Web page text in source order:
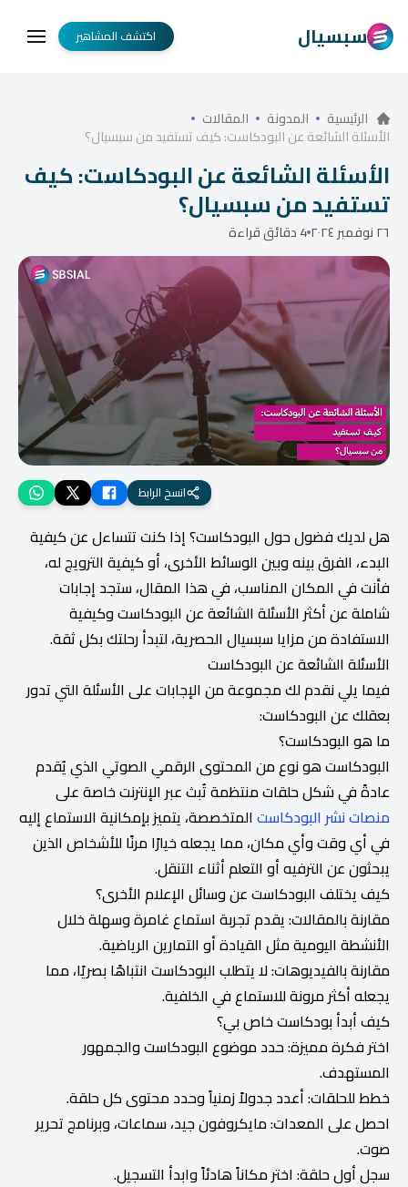
سبسيال اكتشف المشاهير
الرئيسية المدونة المقالات
الأسئلة الشائعة عن البودكاست: كيف تستفيد من سبسيال؟
الأسئلة الشائعة عن البودكاست: كيف
تستفيد من سبسيال؟
٢٦ نوفمبر ٢٠٢٤ 4 دقائق قراءة
انسخ الرابط
هل لديك فضول حول البودكاست؟ إذا كنت تتساءل عن كيفية
البدء، الفرق بينه وبين الوسائط الأخرى، أو كيفية الترويج له،
فأنت في المكان المناسب، في هذا المقال، ستجد إجابات
شاملة عن أكثر الأسئلة الشائعة عن البودكاست وكيفية
الاستفادة من مزايا سبسيال الحصرية، لتبدأ رحلتك بكل ثقة.
الأسئلة الشائعة عن البودكاست
فيما يلي نقدم لك مجموعة من الإجابات على الأسئلة التي تدور
بعقلك عن البودكاست:
ما هو البودكاست؟
البودكاست هو نوع من المحتوى الرقمي الصوتي الذي يُقدم
عادةً في شكل حلقات منتظمة تُبث عبر الإنترنت خاصة على
منصات نشر البودكاستالمتخصصة، يتميز بإمكانية الاستماع إليه
في أي وقت وأي مكان، مما يجعله خيارًا مرنًا للأشخاص الذين
يبحثون عن الترفيه أو التعلم أثناء التنقل.
كيف يختلف البودكاست عن وسائل الإعلام الأخرى؟
مقارنة بالمقالات: يقدم تجربة استماع غامرة وسهلة خلال
الأنشطة اليومية مثل القيادة أو التمارين الرياضية.
مقارنة بالفيديوهات: لا يتطلب البودكاست انتباهًا بصريًا، مما
يجعله أكثر مرونة للاستماع في الخلفية.
كيف أبدأ بودكاست خاص بي؟
اختر فكرة مميزة: حدد موضوع البودكاست والجمهور
المستهدف.
خطط للحلقات: أعدد جدولاً زمنياً وحدد محتوى كل حلقة.
احصل على المعدات: مايكروفون جيد، سماعات، وبرنامج تحرير
صوت.
سجل أول حلقة: اختر مكاناً هادئاً وابدأ التسجيل.